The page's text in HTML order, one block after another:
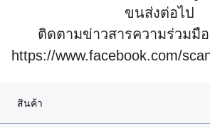
ขนส่งต่อไป
ติดตามข่าวสารความร่วมมือ
https://www.facebook.com/
สินค้า